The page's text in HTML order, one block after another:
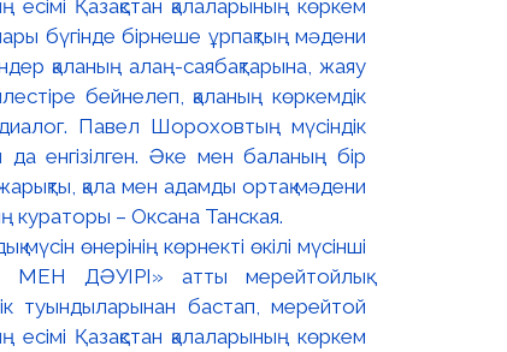
өнерінің көрнекті өкілі мүсінші
ДӘУІРІ» атты мерейтойлық
туындыларынан бастап, мерейтой
Қазақстан қалаларының көркем